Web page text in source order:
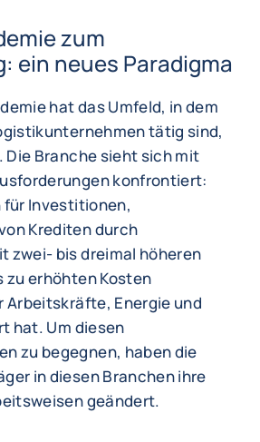
zum
ein neues Paradigma
hat das Umfeld, in dem
tätig sind,
Branche sieht sich mit
konfrontiert:
Investitionen,
Krediten durch
zwei- bis dreimal höheren
zu erhöhten Kosten
Arbeitskräfte, Energie und
hat. Um diesen
zu begegnen, haben die
in diesen Branchen ihre
geändert.